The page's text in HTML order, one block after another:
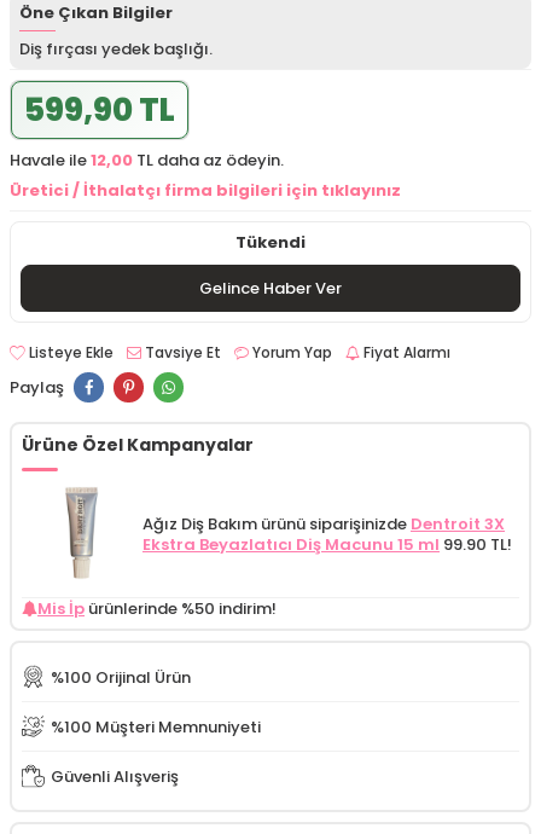
Öne Çıkan Bilgiler
Diş fırçası yedek başlığı.
599,90 TL
Havale ile12,00 TL daha az ödeyin.
Üretici / İthalatçı firma bilgileri için tıklayınız
Tükendi
Gelince Haber Ver
Listeye Ekle Tavsiye Et Yorum Yap Fiyat Alarmı
Paylaş
Ürüne Özel Kampanyalar
Ağız Diş Bakım ürünü siparişinizde Dentroit 3X
Ekstra Beyazlatıcı Diş Macunu 15 ml 99.90 TL!
Mis İp ürünlerinde %50 indirim!
%100 Orijinal Ürün
%100 Müşteri Memnuniyeti
Güvenli Alışveriş